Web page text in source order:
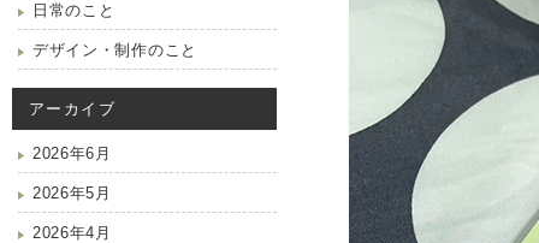
日常のこと
デザイン・制作のこと
アーカイブ
2026年6月
2026年5月
2026年4月